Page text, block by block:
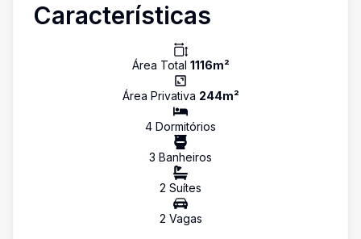
Características
Área Total 1116m²
Área Privativa 244m²
4 Dormitórios
3 Banheiros
2 Suítes
2 Vagas